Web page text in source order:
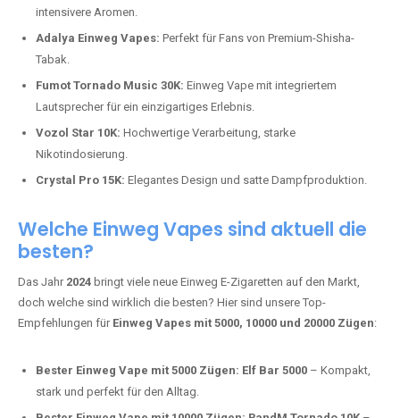
Tabak.
Fumot Tornado Music 30K:Einweg Vape mit integriertem
Lautsprecher für ein einzigartiges Erlebnis.
Vozol Star 10K: Hochwertige Verarbeitung, starke
Nikotindosierung.
Crystal Pro 15K:Elegantes Design und satte Dampfproduktion.
Welche Einweg Vapes sind aktuell die
Das Jahr2024 bringt viele neue Einweg E-Zigaretten auf den Markt,
doch welche sind wirklich die besten? Hier sind unsere Top-
Empfehlungen für
Einweg Vapes mit 5000, 10000 und 20000 Zügen
Bester Einweg Vape mit 5000 Zügen: Elf Bar 5000– Kompakt,
Bester Einweg Vape mit 10000 Zügen: RandM Tornado 10K–
Perfekt für alle, die lange dampfen möchten.